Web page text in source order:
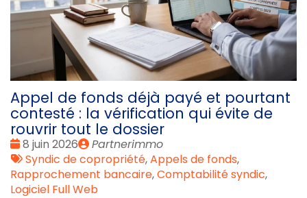
Appel de fonds déjà payé et pourtant
contesté : la vérification qui évite de
rouvrir tout le dossier
Date
:
8 juin 2026
Publié
par
Partnerimmo
Tags
:
Syndic de copropriété,Appels de fonds,
Rapprochement bancaire,Comptabilité syndic,
Logiciel Full Web